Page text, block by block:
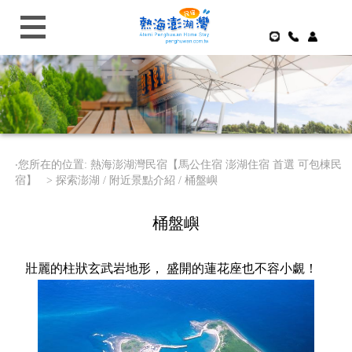
‧您所在的位置: 熱海澎湖灣民宿【馬公住宿 澎湖住宿 首選 可包棟民
宿】 > 探索澎湖 / 附近景點介紹 / 桶盤嶼
桶盤嶼
壯麗的柱狀玄武岩地形， 盛開的蓮花座也不容小覷！